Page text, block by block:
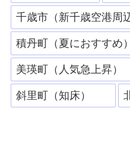
千歳市（新千歳空港周
積丹町（夏におすすめ）
美瑛町（人気急上昇）
斜里町（知床）